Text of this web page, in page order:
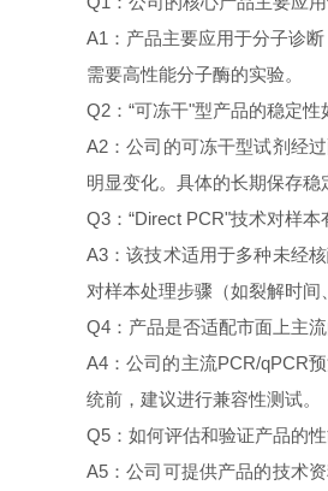
A1：产品主要应用于分子诊
需要高性能分子酶的实验。
Q2：“可冻干"型产品的稳定
A2：公司的可冻干型试剂经
明显变化。具体的长期保存稳
Q3：“Direct PCR"技术对样本
A3：该技术适用于多种未经
对样本处理步骤（如裂解时间
Q4：产品是否适配市面上主
A4：公司的主流PCR/qPCR
统前，建议进行兼容性测试。
Q5：如何评估和验证产品的性
A5：公司可提供产品的技术